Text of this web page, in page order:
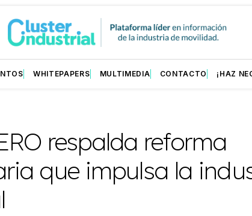
WHITEPAPERS MULTIMEDIA CONTACTO ¡HAZ
respalda reforma
que impulsa la